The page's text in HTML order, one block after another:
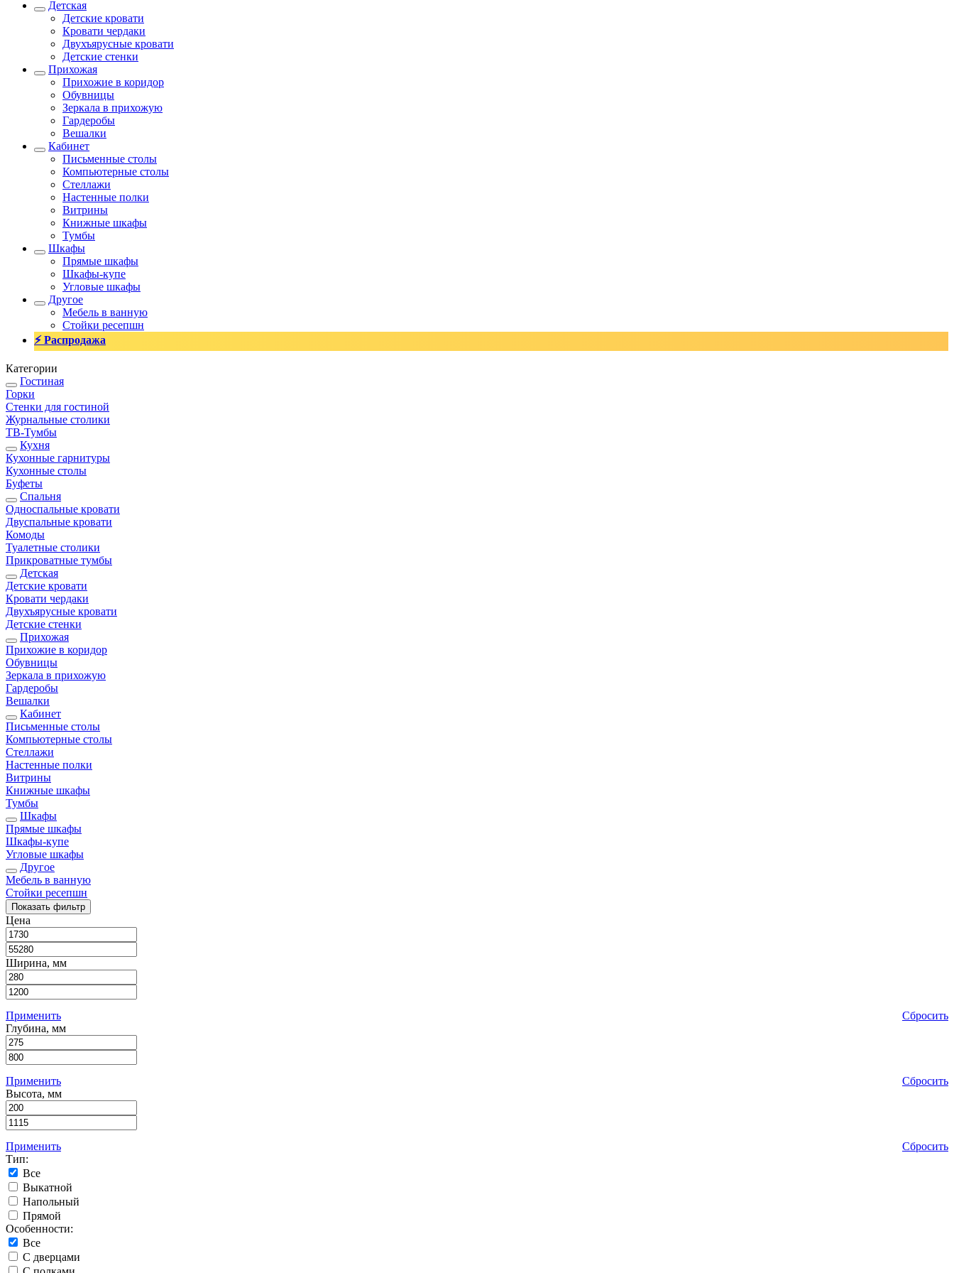
Детская
Детские кровати
Кровати чердаки
Двухъярусные кровати
Детские стенки
Прихожая
Прихожие в коридор
Обувницы
Зеркала в прихожую
Гардеробы
Вешалки
Кабинет
Письменные столы
Компьютерные столы
Стеллажи
Настенные полки
Витрины
Книжные шкафы
Тумбы
Шкафы
Прямые шкафы
Шкафы-купе
Угловые шкафы
Другое
Мебель в ванную
Стойки ресепшн
⚡ Распродажа
Категории
Гостиная
Горки
Стенки для гостиной
Журнальные столики
TВ-Тумбы
Кухня
Кухонные гарнитуры
Кухонные столы
Буфеты
Спальня
Односпальные кровати
Двуспальные кровати
Комоды
Туалетные столики
Прикроватные тумбы
Детская
Детские кровати
Кровати чердаки
Двухъярусные кровати
Детские стенки
Прихожая
Прихожие в коридор
Обувницы
Зеркала в прихожую
Гардеробы
Вешалки
Кабинет
Письменные столы
Компьютерные столы
Стеллажи
Настенные полки
Витрины
Книжные шкафы
Тумбы
Шкафы
Прямые шкафы
Шкафы-купе
Угловые шкафы
Другое
Мебель в ванную
Стойки ресепшн
Показать фильтр
Цена
Ширина, мм
Применить
Сбросить
Глубина, мм
Применить
Сбросить
Высота, мм
Применить
Сбросить
Тип:
Все
Выкатной
Напольный
Прямой
Особенности:
Все
С дверцами